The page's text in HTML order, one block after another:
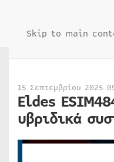
Skip to main
15 Σεπτεμβρίου 2025
Eldes
υβριδικά